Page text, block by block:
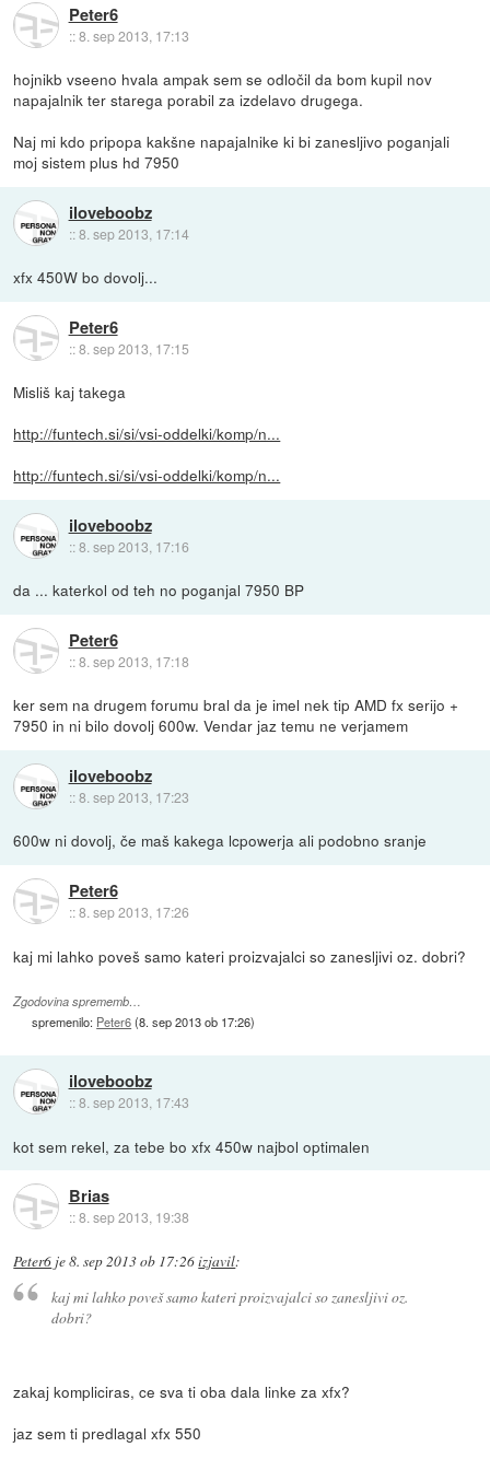
Peter6
::8. sep 2013, 17:13
hojnikb vseeno hvala ampak sem se odločil da bom kupil nov
napajalnik ter starega porabil za izdelavo drugega.
Naj mi kdo pripopa kakšne napajalnike ki bi zanesljivo poganjali
moj sistem plus hd 7950
iloveboobz
::8. sep 2013, 17:14
xfx 450W bo dovolj...
Peter6
::8. sep 2013, 17:15
Misliš kaj takega
http://funtech.si/si/vsi-oddelki/komp/n...
http://funtech.si/si/vsi-oddelki/komp/n...
iloveboobz
::8. sep 2013, 17:16
da ... katerkol od teh no poganjal 7950 BP
Peter6
::8. sep 2013, 17:18
ker sem na drugem forumu bral da je imel nek tip AMD fx serijo +
7950 in ni bilo dovolj 600w. Vendar jaz temu ne verjamem
iloveboobz
::8. sep 2013, 17:23
600w ni dovolj, če maš kakega lcpowerja ali podobno sranje
Peter6
::8. sep 2013, 17:26
kaj mi lahko poveš samo kateri proizvajalci so zanesljivi oz. dobri?
Zgodovina sprememb…
spremenilo: Peter6(8. sep 2013 ob 17:26)
iloveboobz
::8. sep 2013, 17:43
kot sem rekel, za tebe bo xfx 450w najbol optimalen
Brias
::8. sep 2013, 19:38
Peter6 je8. sep 2013 ob 17:26izjavil:
kaj mi lahko poveš samo kateri proizvajalci so zanesljivi oz.
dobri?
zakaj kompliciras, ce sva ti oba dala linke za xfx?
jaz sem ti predlagal xfx 550